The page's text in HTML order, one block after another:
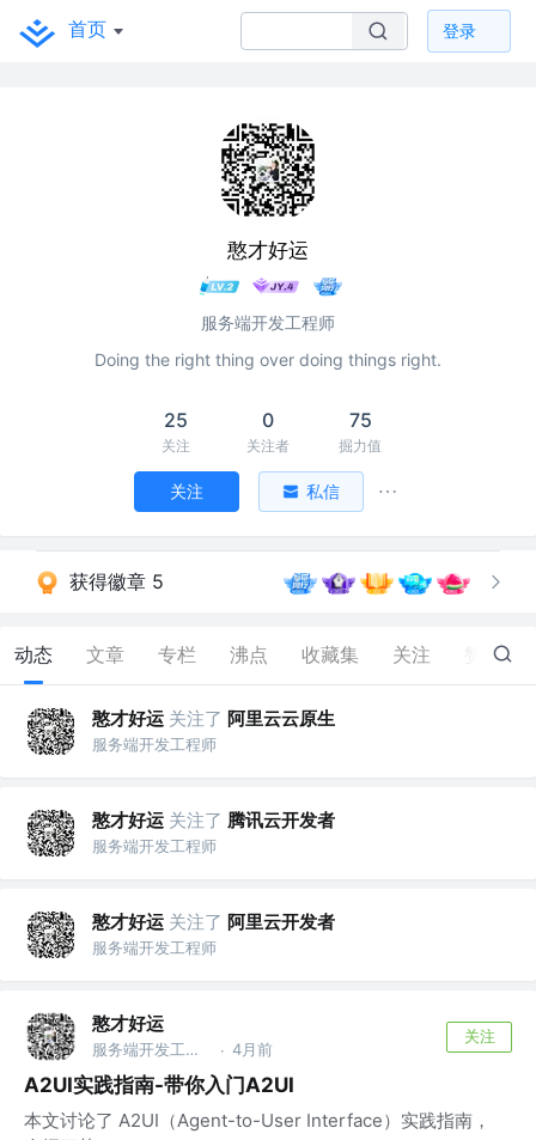
首页 登录
憨才好运
服务端开发工程师
Doing the right thing over doing things right.
25
关注
0
关注者
75
掘力值
关注 私信
获得徽章 5
动态 文章 专栏 沸点 收藏集 关注 28
憨才好运 关注了 阿里云云原生
服务端开发工程师
憨才好运 关注了 腾讯云开发者
服务端开发工程师
憨才好运 关注了 阿里云开发者
服务端开发工程师
憨才好运
服务端开发工程师 · 4月前
关注
A2UI实践指南-带你入门A2UI
本文讨论了 A2UI（Agent-to-User Interface）实践指南，